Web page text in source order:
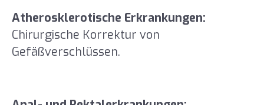
Atherosklerotische Erkrankungen:
Chirurgische Korrektur von
Gefäßverschlüssen.